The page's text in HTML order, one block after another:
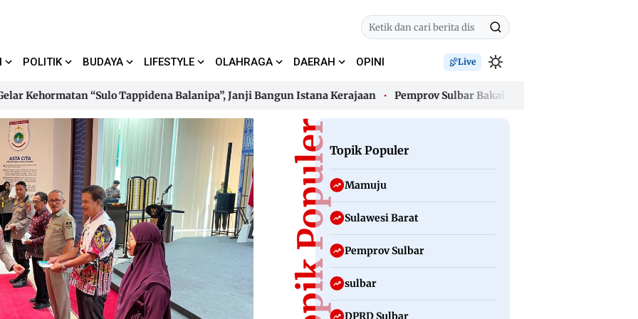
POLITIK BUDAYA LIFESTYLE OLAHRAGA DAERAH OPINI Live
“Sulo Tappidena Balanipa”, Janji Bangun Istana Kerajaan Pemprov Sulbar Bakal Lelang Kendaraan Dinas dan
“Sulo Tappidena Balanipa”, Janji Bangun Istana Kerajaan
Topik PopulerTopik Populer
Mamuju
Sulawesi Barat
Pemprov Sulbar
sulbar
DPRD Sulbar